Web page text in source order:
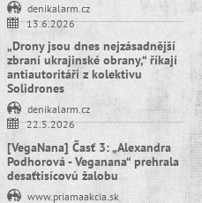
denikalarm.cz
13.6.2026
„Drony jsou dnes nejzásadnější
zbraní ukrajinské obrany,“ říkají
antiautoritáři z kolektivu
Solidrones
denikalarm.cz
22.5.2026
[VegaNana] Časť 3: „Alexandra
Podhorová - Veganana“ prehrala
desaťtisícovú žalobu
www.priamaakcia.sk